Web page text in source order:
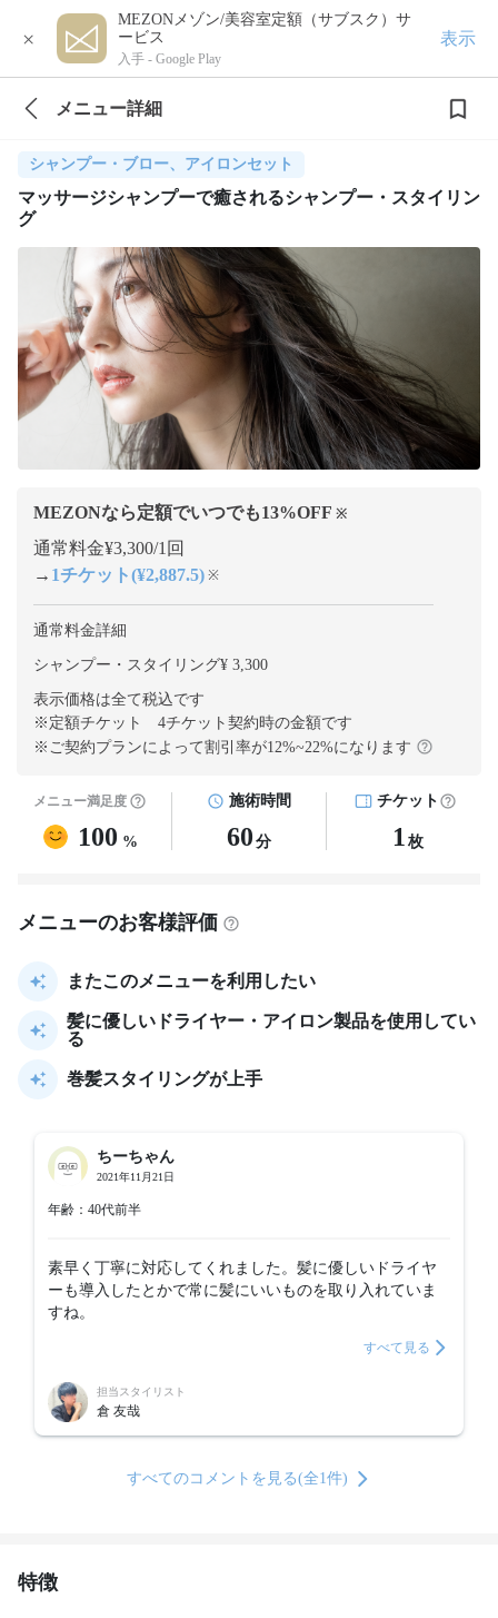
×
MEZONメゾン/美容室定額（サブスク）サ
ービス
入手 - Google Play
表示
メニュー詳細
シャンプー・ブロー、アイロンセット
マッサージシャンプーで癒されるシャンプー・スタイリン
グ
MEZONなら定額でいつでも13%OFF ※
通常料金¥3,300/1回
→ 1チケット(¥2,887.5) ※
通常料金詳細
シャンプー・スタイリング¥ 3,300
表示価格は全て税込です
※定額チケット 4チケット契約時の金額です
※ご契約プランによって割引率が12%~22%になります
メニュー満足度
100 %
施術時間
60 分
チケット
1 枚
メニューのお客様評価
またこのメニューを利用したい
髪に優しいドライヤー・アイロン製品を使用してい
る
巻髪スタイリングが上手
ちーちゃん
2021年11月21日
年齢：40代前半
素早く丁寧に対応してくれました。髪に優しいドライヤ
ーも導入したとかで常に髪にいいものを取り入れていま
すね。
すべて見る
担当スタイリスト
倉 友哉
すべてのコメントを見る(全1件)
特徴